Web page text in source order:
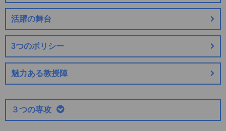
活躍の舞台
3つのポリシー
魅力ある教授陣
３つの専攻